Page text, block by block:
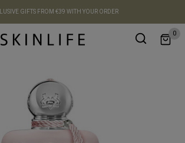
GIFTS FROM €39 WITH YOUR ORDER
0